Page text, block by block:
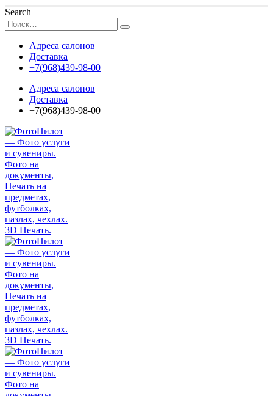
Search
Адреса салонов
Доставка
+7(968)439-98-00
Адреса салонов
Доставка
+7(968)439-98-00